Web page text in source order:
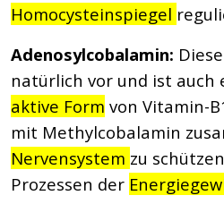
Homocysteinspiegel
Adenosylcobalamin:
natürlich vor und ist auch
aktive Form von Vitamin-
mit Methylcobalamin
Nervensystem zu
Prozessen der